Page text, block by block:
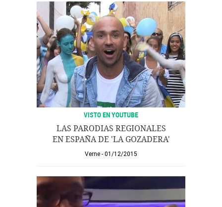
VISTO EN YOUTUBE
LAS PARODIAS REGIONALES
EN ESPAÑA DE 'LA GOZADERA'
Verne 01/12/2015